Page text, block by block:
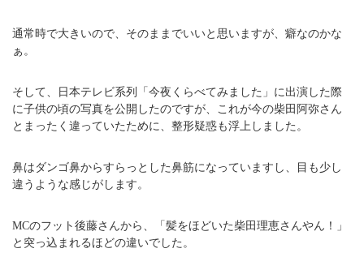
通常時で大きいので、そのままでいいと思いますが、癖なのかな
ぁ。
そして、日本テレビ系列「今夜くらべてみました」に出演した際
に子供の頃の写真を公開したのですが、これが今の柴田阿弥さん
とまったく違っていたために、整形疑惑も浮上しました。
鼻はダンゴ鼻からすらっとした鼻筋になっていますし、目も少し
違うような感じがします。
MCのフット後藤さんから、「髪をほどいた柴田理恵さんやん！」
と突っ込まれるほどの違いでした。